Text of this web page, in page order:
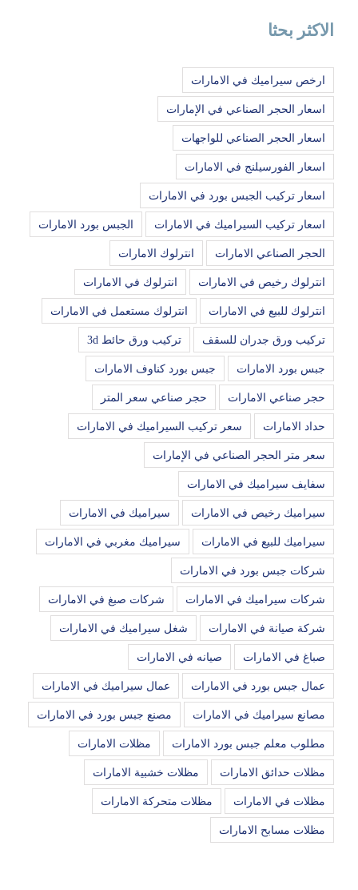
الاكثر بحثا
ارخص سيراميك في الامارات
اسعار الحجر الصناعي في الإمارات
اسعار الحجر الصناعي للواجهات
اسعار الفورسيلنج في الامارات
اسعار تركيب الجبس بورد في الامارات
اسعار تركيب السيراميك في الامارات الجبس بورد الامارات
الحجر الصناعي الامارات انترلوك الامارات
انترلوك رخيص في الامارات انترلوك في الامارات
انترلوك للبيع في الامارات انترلوك مستعمل في الامارات
تركيب ورق جدران للسقف تركيب ورق حائط 3d
جبس بورد الامارات جبس بورد كناوف الامارات
حجر صناعي الامارات حجر صناعي سعر المتر
حداد الامارات سعر تركيب السيراميك في الامارات
سعر متر الحجر الصناعي في الإمارات
سفايف سيراميك في الامارات
سيراميك رخيص في الامارات سيراميك في الامارات
سيراميك للبيع في الامارات سيراميك مغربي في الامارات
شركات جبس بورد في الامارات
شركات سيراميك في الامارات شركات صبغ في الامارات
شركة صيانة في الامارات شغل سيراميك في الامارات
صباغ في الامارات صيانه في الامارات
عمال جبس بورد في الامارات عمال سيراميك في الامارات
مصانع سيراميك في الامارات مصنع جبس بورد في الامارات
مطلوب معلم جبس بورد الامارات مظلات الامارات
مظلات حدائق الامارات مظلات خشبية الامارات
مظلات في الامارات مظلات متحركة الامارات
مظلات مسابح الامارات